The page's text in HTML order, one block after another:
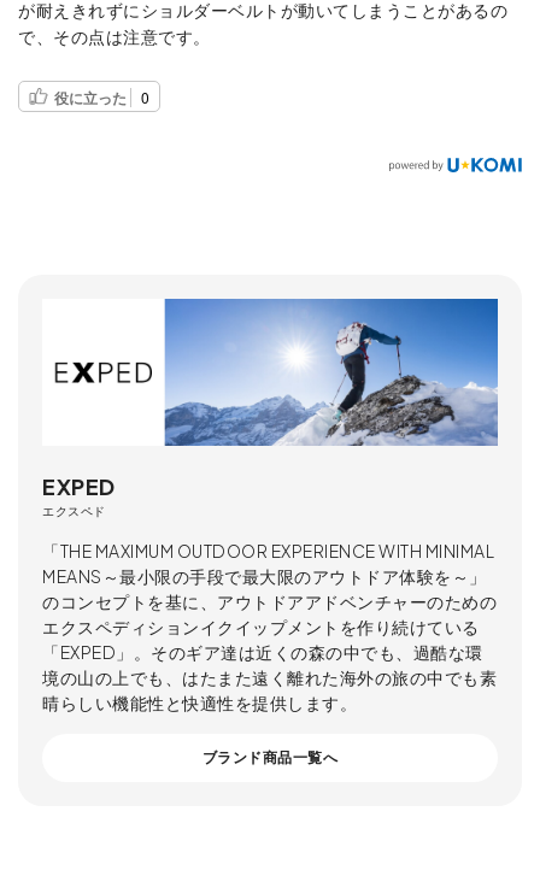
が耐えきれずにショルダーベルトが動いてしまうことがあるの
で、その点は注意です。
役に立った 0
EXPED
エクスペド
「THE MAXIMUM OUTDOOR EXPERIENCE WITH MINIMAL
MEANS～最小限の手段で最大限のアウトドア体験を～」
のコンセプトを基に、アウトドアアドベンチャーのための
エクスペディションイクイップメントを作り続けている
「EXPED」。そのギア達は近くの森の中でも、過酷な環
境の山の上でも、はたまた遠く離れた海外の旅の中でも素
晴らしい機能性と快適性を提供します。
ブランド商品一覧へ